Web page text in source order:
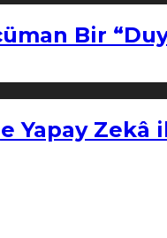
Bir
Yapay